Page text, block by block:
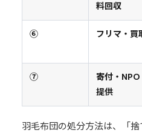
料回収
⑥ フリマ・買
⑦
寄付・NPO
提供
羽毛布団の処分方法は、「